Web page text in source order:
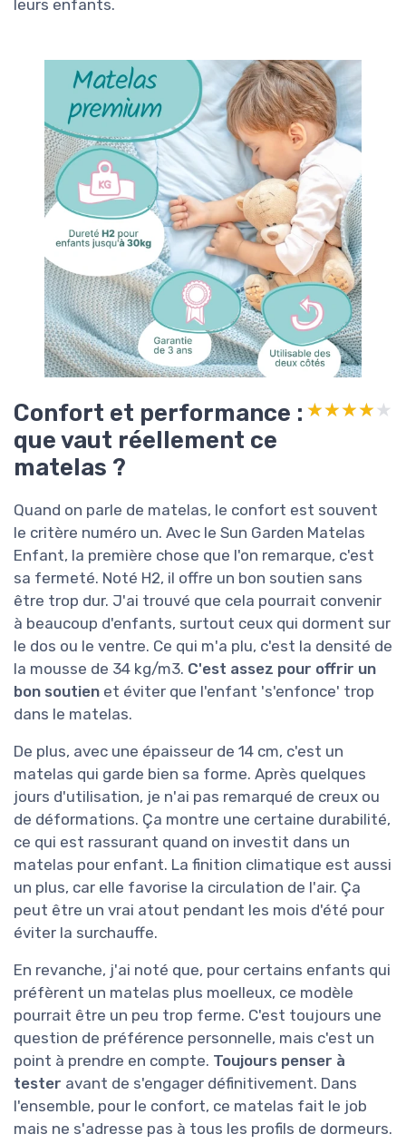
leurs enfants.
Confort et performance :
que vaut réellement ce
matelas ?
★★★★★
★★★★★
Quand on parle de matelas, le confort est souvent
le critère numéro un. Avec le Sun Garden Matelas
Enfant, la première chose que l'on remarque, c'est
sa fermeté. Noté H2, il offre un bon soutien sans
être trop dur. J'ai trouvé que cela pourrait convenir
à beaucoup d'enfants, surtout ceux qui dorment sur
le dos ou le ventre. Ce qui m'a plu, c'est la densité de
la mousse de 34 kg/m3. C'est assez pour offrir un
bon soutien et éviter que l'enfant 's'enfonce' trop
dans le matelas.
De plus, avec une épaisseur de 14 cm, c'est un
matelas qui garde bien sa forme. Après quelques
jours d'utilisation, je n'ai pas remarqué de creux ou
de déformations. Ça montre une certaine durabilité,
ce qui est rassurant quand on investit dans un
matelas pour enfant. La finition climatique est aussi
un plus, car elle favorise la circulation de l'air. Ça
peut être un vrai atout pendant les mois d'été pour
éviter la surchauffe.
En revanche, j'ai noté que, pour certains enfants qui
préfèrent un matelas plus moelleux, ce modèle
pourrait être un peu trop ferme. C'est toujours une
question de préférence personnelle, mais c'est un
point à prendre en compte. Toujours penser à
tester avant de s'engager définitivement. Dans
l'ensemble, pour le confort, ce matelas fait le job
mais ne s'adresse pas à tous les profils de dormeurs.